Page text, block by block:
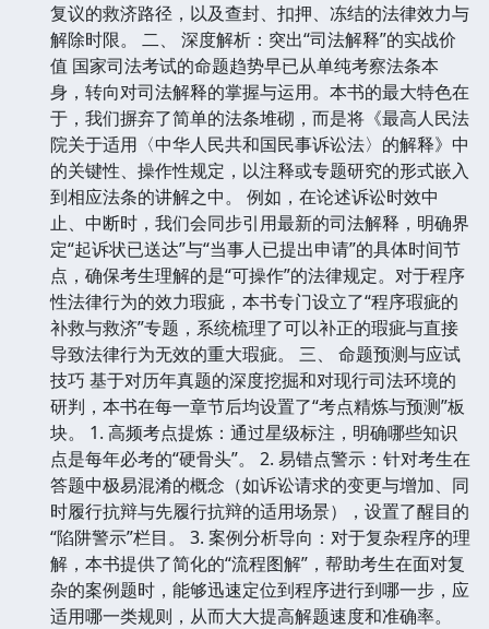
复议的救济路径，以及查封、扣押、冻结的法律效力与
解除时限。 二、 深度解析：突出“司法解释”的实战价
值 国家司法考试的命题趋势早已从单纯考察法条本
身，转向对司法解释的掌握与运用。本书的最大特色在
于，我们摒弃了简单的法条堆砌，而是将《最高人民法
院关于适用〈中华人民共和国民事诉讼法〉的解释》中
的关键性、操作性规定，以注释或专题研究的形式嵌入
到相应法条的讲解之中。 例如，在论述诉讼时效中
止、中断时，我们会同步引用最新的司法解释，明确界
定“起诉状已送达”与“当事人已提出申请”的具体时间节
点，确保考生理解的是“可操作”的法律规定。对于程序
性法律行为的效力瑕疵，本书专门设立了“程序瑕疵的
补救与救济”专题，系统梳理了可以补正的瑕疵与直接
导致法律行为无效的重大瑕疵。 三、 命题预测与应试
技巧 基于对历年真题的深度挖掘和对现行司法环境的
研判，本书在每一章节后均设置了“考点精炼与预测”板
块。 1. 高频考点提炼：通过星级标注，明确哪些知识
点是每年必考的“硬骨头”。 2. 易错点警示：针对考生在
答题中极易混淆的概念（如诉讼请求的变更与增加、同
时履行抗辩与先履行抗辩的适用场景），设置了醒目的
“陷阱警示”栏目。 3. 案例分析导向：对于复杂程序的理
解，本书提供了简化的“流程图解”，帮助考生在面对复
杂的案例题时，能够迅速定位到程序进行到哪一步，应
适用哪一类规则，从而大大提高解题速度和准确率。